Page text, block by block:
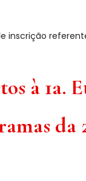
inscrição
à 1a.
da